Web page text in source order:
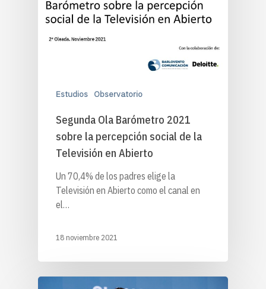
Estudios Observatorio
Segunda Ola Barómetro 2021
sobre la percepción social de la
Televisión en Abierto
Un 70,4% de los padres elige la
Televisión en Abierto como el canal en
el…
18 noviembre 2021